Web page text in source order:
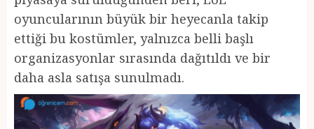
oyuncularının büyük bir heyecanla takip
ettiği bu kostümler, yalnızca belli başlı
organizasyonlar sırasında dağıtıldı ve bir
daha asla satışa sunulmadı.